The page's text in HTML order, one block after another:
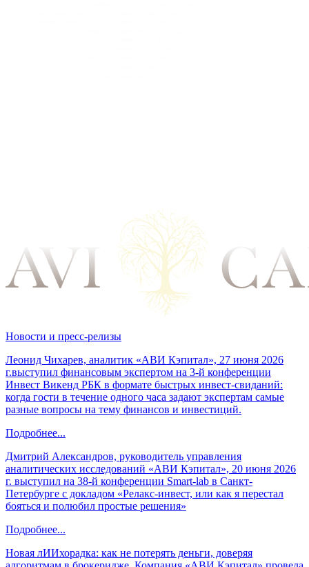
Новости и пресс-релизы
Леонид Чихарев, аналитик «АВИ Кэпитал», 27 июня 2026
г.выступил финансовым экспертом на 3-й конференции
Инвест Викенд РБК в формате быстрых инвест-свиданий:
когда гости в течение одного часа задают экспертам самые
разные вопросы на тему финансов и инвестиций.
Подробнее...
Дмитрий Александров, руководитель управления
аналитических исследований «АВИ Кэпитал», 20 июня 2026
г. выступил на 38-й конференции Smart-lab в Санкт-
Петербурге с докладом «Релакс-инвест, или как я перестал
бояться и полюбил простые решения»
Подробнее...
Новая лИИхорадка: как не потерять деньги, доверяя